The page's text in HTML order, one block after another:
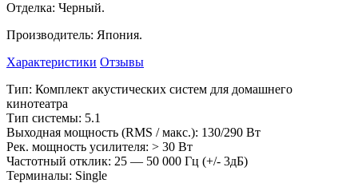
Отделка: Черный.
Производитель: Япония.
Характеристики Отзывы
Тип: Комплект акустических систем для домашнего
кинотеатра
Тип системы: 5.1
Выходная мощность (RMS / макс.): 130/290 Вт
Рек. мощность усилителя: > 30 Вт
Частотный отклик: 25 — 50 000 Гц (+/- 3дБ)
Терминалы: Single